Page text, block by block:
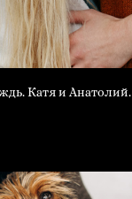
Катя и Анатолий.